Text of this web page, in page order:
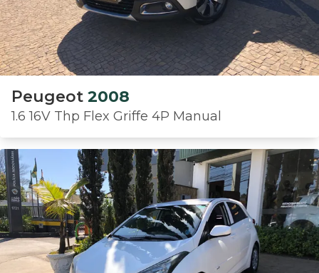
Peugeot 2008
1.6 16V Thp Flex Griffe 4P Manual